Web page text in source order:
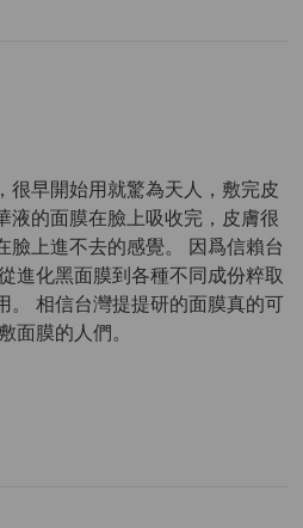
很早開始用就驚為天人，敷完皮
液的面膜在臉上吸收完，皮膚很
臉上進不去的感覺。 因爲信賴台
進化黑面膜到各種不同成份粹取
。 相信台灣提提研的面膜真的可
面膜的人們。